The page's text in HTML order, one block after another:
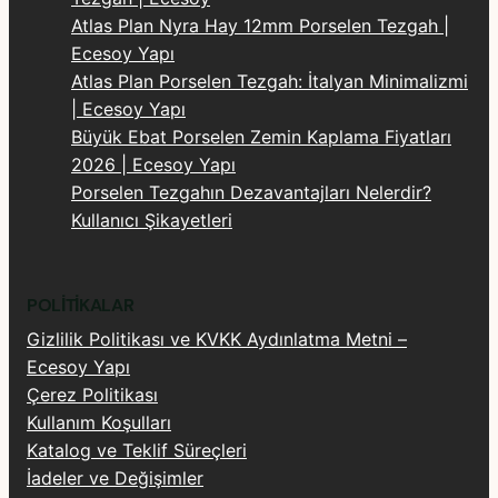
fayans veya mermerleri kırmaya gerek
kalmadan, doğrudan mevcut yüzeyin üzerine
özel yapıştırıcılar yardımıyla uygulanabilir. Bu
durum inşaat pisliğini, kırım maliyetlerini ve
zaman kaybını sıfıra indirir.
Binalara Ek Yük Bindirmeyen Yapısal Hafiflik:
Metrekare başına düşen ağırlığı geleneksel
mekan duvarlarında ve dış cephe
kaplamalarında statik yükü minimumda tutarak
yapı güvenliğini destekler.
Sıfır Gözenek ile Kesintisiz Hijyen ve Leke
Direnci:Tamamen su geçirmez ve gözeneksiz
bir dokuya sahiptir. Nem, su buharı ve ıslak
Atlas Plan Nyra Hay 12mm Porselen Tezgah |
Ecesoy Yapı
Atlas Plan Porselen Tezgah: İtalyan Minimalizmi
| Ecesoy Yapı
Büyük Ebat Porselen Zemin Kaplama Fiyatları
2026 | Ecesoy Yapı
Porselen Tezgahın Dezavantajları Nelerdir?
Kullanıcı Şikayetleri
POLITIKALAR
Gizlilik Politikası ve KVKK Aydınlatma Metni –
Ecesoy Yapı
Çerez Politikası
Kullanım Koşulları
Katalog ve Teklif Süreçleri
İadeler ve Değişimler